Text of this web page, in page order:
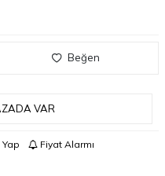
Beğen
VAR
Yap Fiyat Alarmı